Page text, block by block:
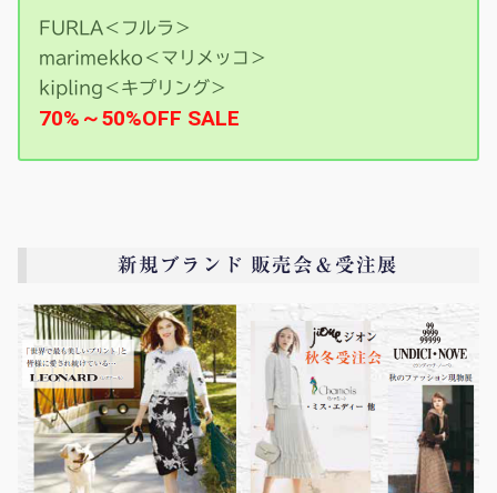
FURLA＜フルラ＞
marimekko＜マリメッコ＞
kipling＜キプリング＞
70%～50%OFF SALE
新規ブランド 販売会＆受注展